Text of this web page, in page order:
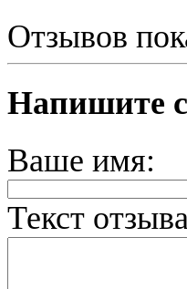
Отзывов
Напишите
Ваше имя:
Текст